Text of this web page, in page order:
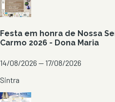
Festa em honra de Nossa
Carmo 2026 - Dona Maria
14/08/2026 — 17/08/2026
Sintra